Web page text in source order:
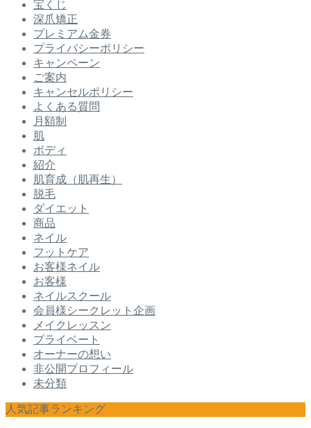
宝くじ
深爪矯正
プレミアム金券
プライバシーポリシー
キャンペーン
ご案内
キャンセルポリシー
よくある質問
月額制
肌
ボディ
紹介
肌育成（肌再生）
脱毛
ダイエット
商品
ネイル
フットケア
お客様ネイル
お客様
ネイルスクール
会員様シークレット企画
メイクレッスン
プライベート
オーナーの想い
非公開プロフィール
未分類
人気記事ランキング